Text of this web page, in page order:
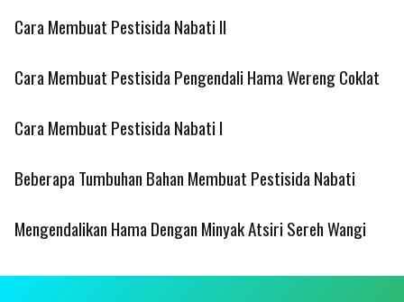
Cara Membuat Pestisida Nabati II
Cara Membuat Pestisida Pengendali Hama Wereng Coklat
Cara Membuat Pestisida Nabati I
Beberapa Tumbuhan Bahan Membuat Pestisida Nabati
Mengendalikan Hama Dengan Minyak Atsiri Sereh Wangi